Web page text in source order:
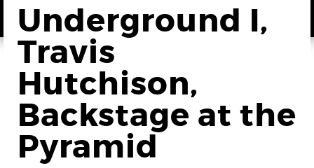
Underground I,
Travis
Hutchison,
Backstage at the
Pyramid